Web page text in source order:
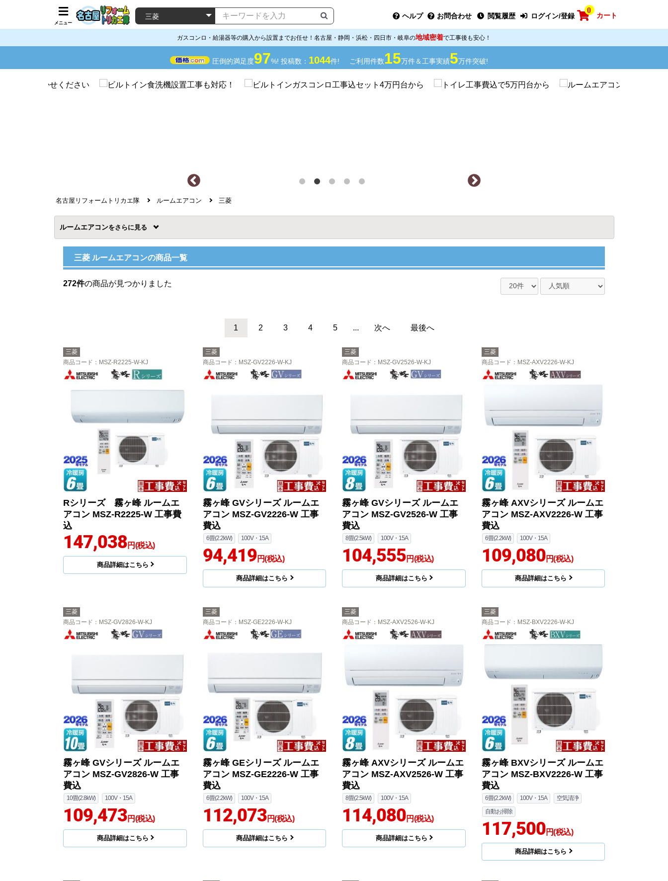
メニュー
ヘルプ お問合わせ 閲覧履歴 ログイン/登録
0
カート
ガスコンロ・給湯器等の購入から設置までお任せ！名古屋・静岡・浜松・四日市・岐阜の地域密着で工事後も安心！
圧倒的満足度97%! 投稿数： 1044件! ご利用件数15万件＆工事実績5万件突破!
名古屋リフォームトリカエ隊 ルームエアコン 三菱
ルームエアコンを
三菱 ルームエアコンの商品一覧
272件の商品が見つかりました
1 2 3 4 5 ... 次へ 最後へ
三菱
商品コード ：MSZ-R2225-W-KJ
Rシリーズ 霧ヶ峰 ルームエ
アコン MSZ-R2225-W 工事費
込
147,038円(税込)
商品詳細はこちら
三菱
商品コード ：MSZ-GV2226-W-KJ
霧ヶ峰 GVシリーズ ルームエ
アコン MSZ-GV2226-W 工事
費込
6畳(2.2kW) 100V・15A
94,419円(税込)
商品詳細はこちら
三菱
商品コード ：MSZ-GV2526-W-KJ
霧ヶ峰 GVシリーズ ルームエ
アコン MSZ-GV2526-W 工事
費込
8畳(2.5kW) 100V・15A
104,555円(税込)
商品詳細はこちら
三菱
商品コード ：MSZ-AXV2226-W-KJ
霧ヶ峰 AXVシリーズ ルームエ
アコン MSZ-AXV2226-W 工事
費込
6畳(2.2kW) 100V・15A
109,080円(税込)
商品詳細はこちら
三菱
商品コード ：MSZ-GV2826-W-KJ
霧ヶ峰 GVシリーズ ルームエ
アコン MSZ-GV2826-W 工事
費込
10畳(2.8kW) 100V・15A
109,473円(税込)
商品詳細はこちら
三菱
商品コード ：MSZ-GE2226-W-KJ
霧ヶ峰 GEシリーズ ルームエ
アコン MSZ-GE2226-W 工事
費込
6畳(2.2kW) 100V・15A
112,073円(税込)
商品詳細はこちら
三菱
商品コード ：MSZ-AXV2526-W-KJ
霧ヶ峰 AXVシリーズ ルームエ
アコン MSZ-AXV2526-W 工事
費込
8畳(2.5kW) 100V・15A
114,080円(税込)
商品詳細はこちら
三菱
商品コード ：MSZ-BXV2226-W-KJ
霧ヶ峰 BXVシリーズ ルームエ
アコン MSZ-BXV2226-W 工事
費込
6畳(2.2kW) 100V・15A
空気清浄
自動お掃除
117,500円(税込)
商品詳細はこちら